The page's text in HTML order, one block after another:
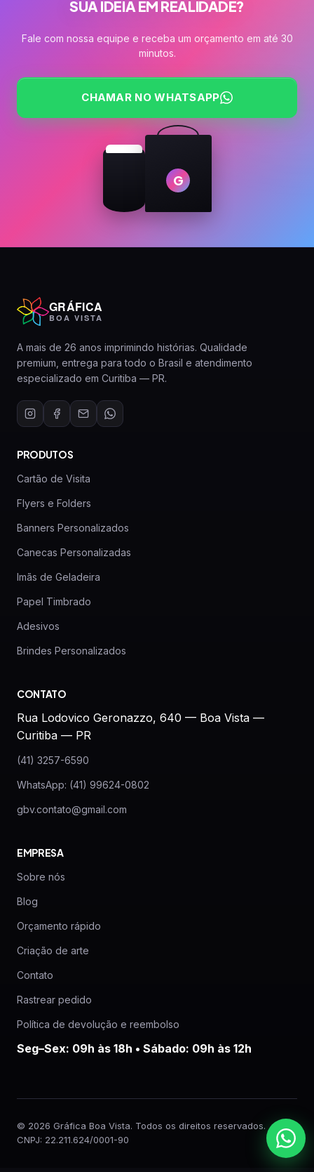
SUA IDEIA EM REALIDADE?
Fale com nossa equipe e receba um orçamento em até 30
minutos.
CHAMAR NO WHATSAPP
G
GRÁFICA
BOA VISTA
A mais de 26 anos imprimindo histórias. Qualidade
premium, entrega para todo o Brasil e atendimento
especializado em Curitiba — PR.
PRODUTOS
Cartão de Visita
Flyers e Folders
Banners Personalizados
Canecas Personalizadas
Imãs de Geladeira
Papel Timbrado
Adesivos
Brindes Personalizados
CONTATO
Rua Lodovico Geronazzo, 640 — Boa Vista —
Curitiba — PR
(41) 3257-6590
WhatsApp: (41) 99624-0802
gbv.contato@gmail.com
EMPRESA
Sobre nós
Blog
Orçamento rápido
Criação de arte
Contato
Rastrear pedido
Política de devolução e reembolso
Seg–Sex: 09h às 18h • Sábado: 09h às 12h
© 2026 Gráfica Boa Vista. Todos os direitos reservados.
CNPJ: 22.211.624/0001-90